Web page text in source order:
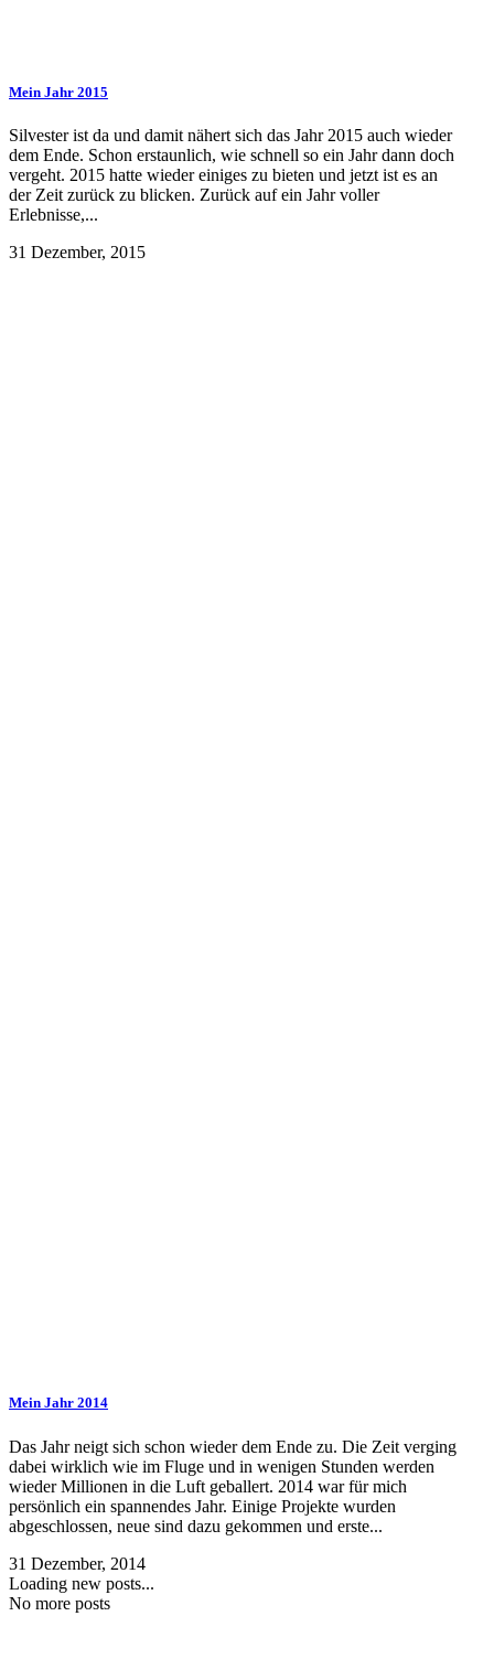
Mein Jahr 2015
Silvester ist da und damit nähert sich das Jahr 2015 auch wieder
dem Ende. Schon erstaunlich, wie schnell so ein Jahr dann doch
vergeht. 2015 hatte wieder einiges zu bieten und jetzt ist es an
der Zeit zurück zu blicken. Zurück auf ein Jahr voller
Erlebnisse,...
31 Dezember, 2015
Mein Jahr 2014
Das Jahr neigt sich schon wieder dem Ende zu. Die Zeit verging
dabei wirklich wie im Fluge und in wenigen Stunden werden
wieder Millionen in die Luft geballert. 2014 war für mich
persönlich ein spannendes Jahr. Einige Projekte wurden
abgeschlossen, neue sind dazu gekommen und erste...
31 Dezember, 2014
Loading new posts...
No more posts